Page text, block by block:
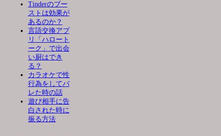
Tinderのブー
ストは効果が
あるのか？
言語交換アプ
リ「ハロート
ーク」で出会
い厨はでき
る？
カラオケで性
行為をしてバ
レた時の話
遊び相手に告
白された時に
振る方法